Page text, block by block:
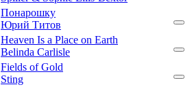
Понарошку
Юрий Титов
Heaven Is a Place on Earth
Belinda Carlisle
Fields of Gold
Sting